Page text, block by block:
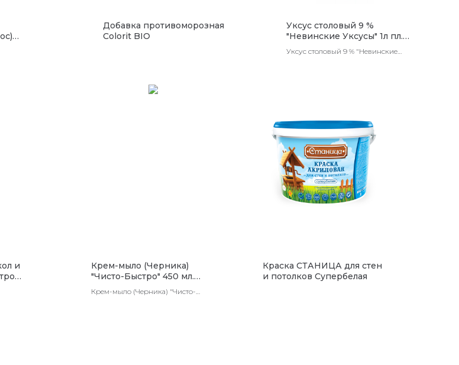
Добавка противоморозная
Colorit BIO
Уксус столовый 9 %
"Невинские Уксусы" 1л пл.
12 шт в ящ.
Уксус столовый 9 % "Невинские
и
Крем-мыло (Черника)
"Чисто-Быстро" 450 мл.
(8шт)
Крем-мыло (Черника) "Чисто-
Краска СТАНИЦА для стен
и потолков Супербелая